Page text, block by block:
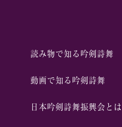
読み物で知る吟剣詩舞
動画で知る吟剣詩舞
⽇本吟剣詩舞振興会とは